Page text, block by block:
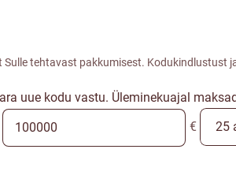
tehtavast pakkumisest. Kodukindlustust
uue kodu vastu. Üleminekuajal
€